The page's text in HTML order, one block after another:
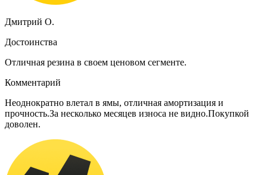
Дмитрий О.
Достоинства
Отличная резина в своем ценовом сегменте.
Комментарий
Неоднократно влетал в ямы, отличная амортизация и
прочность.За несколько месяцев износа не видно.Покупкой
доволен.